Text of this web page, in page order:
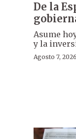
De la
Asume
y la
Agosto 7,